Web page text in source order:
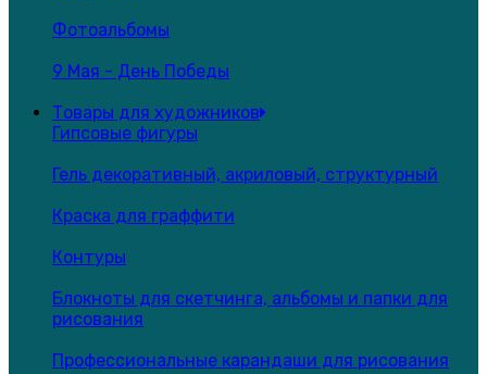
Фотоальбомы
9 Мая - День Победы
Товары для художников
Гипсовые фигуры
Гель декоративный, акриловый, структурный
Краска для граффити
Контуры
Блокноты для скетчинга, альбомы и папки для
рисования
Профессиональные карандаши для рисования